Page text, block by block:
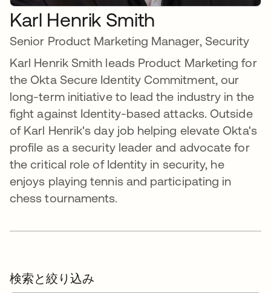
Karl Henrik Smith
Senior Product Marketing Manager, Security
Karl Henrik Smith leads Product Marketing for
the Okta Secure Identity Commitment, our
long-term initiative to lead the industry in the
fight against Identity-based attacks. Outside
of Karl Henrik's day job helping elevate Okta's
profile as a security leader and advocate for
the critical role of Identity in security, he
enjoys playing tennis and participating in
chess tournaments.
検索と絞り込み